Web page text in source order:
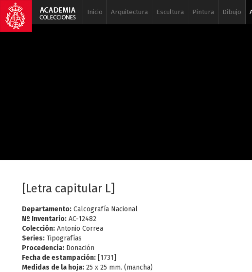
Inicio Arquitectura Escultura Pintura Dibujo
[Letra capitular L]
Departamento: Calcografía Nacional
Nº Inventario: AC-12482
Colección: Antonio Correa
Series: Tipografías
Procedencia: Donación
Fecha de estampación: [1731]
Medidas de la hoja: 25 x 25 mm. (mancha)